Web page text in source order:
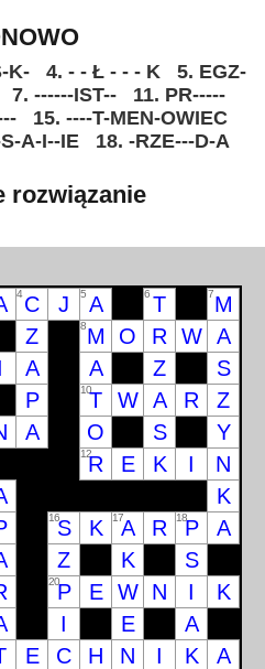
K- 4. - - Ł - - - K
5. EGZ-
7. ------IST--
11. PR-----
15. ----T-MEN-OWIEC
A-I--IE 18. -RZE---D-A
rozwiązanie
4 C J 5 A 6 T 7M
Z 8M O R W A
A A Z
S
P 10T W A R Z
A O S
Y
12R E K I N
K
16S K 17A R 18P A
Z K
S
20P E W N I K
I E
A
E C H N I K A